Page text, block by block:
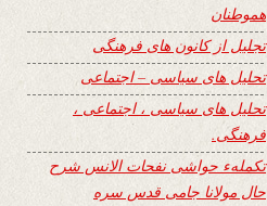
هموطنان
تجلیل از کانون های فرهنگی
تحلیل های سیاسی – اجتماعی
تحلیل های سیاسی ، اجتماعی ،
فرهنگی.
تکملهء حواشی نفحات الانس شرح
حال مولانا جامی قدس سره